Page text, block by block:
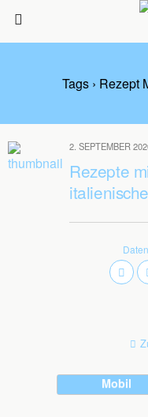
Tags › Rezept
2. SEPTEMBER
Rezepte
Mobil